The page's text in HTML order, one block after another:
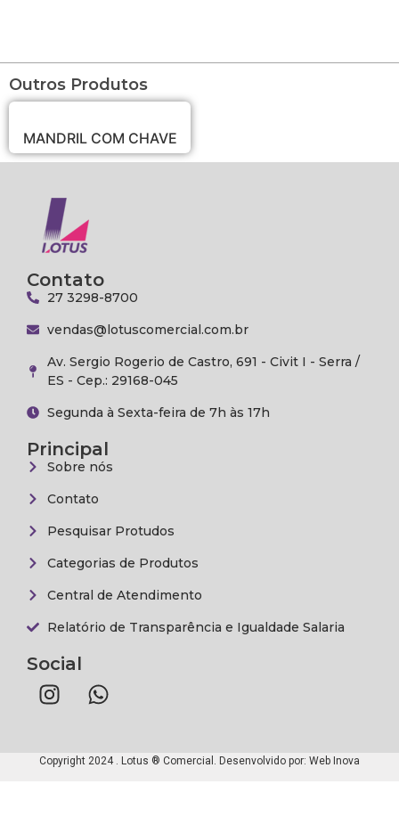
Outros Produtos
MANDRIL COM CHAVE
Contato
27 3298-8700
vendas@lotuscomercial.com.br
Av. Sergio Rogerio de Castro, 691 - Civit I - Serra /
ES - Cep.: 29168-045
Segunda à Sexta-feira de 7h às 17h
Principal
Sobre nós
Contato
Pesquisar Protudos
Categorias de Produtos
Central de Atendimento
Relatório de Transparência e Igualdade Salaria
Social
Copyright 2024 . Lotus ® Comercial. Desenvolvido por: Web Inova